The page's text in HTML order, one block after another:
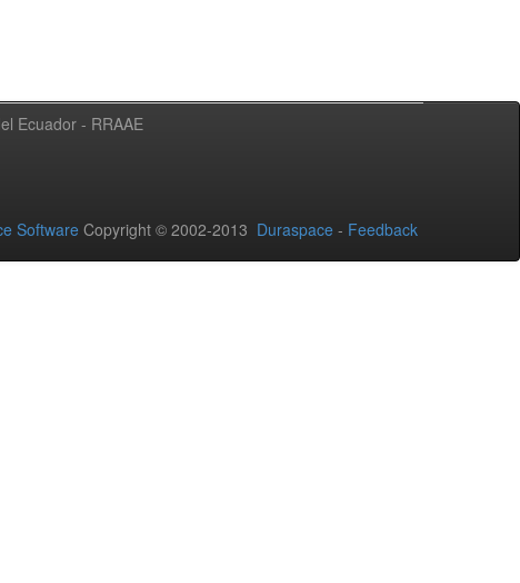
Ecuador - RRAAE
Software Copyright © 2002-2013 Duraspace - Feedback